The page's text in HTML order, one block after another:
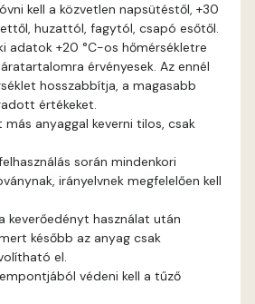
Gecco-green D
Gold-yellow B
Gold-yellow C
Graphit B
Grass-green C
kell a közvetlen napsütéstől, +30
huzattól, fagytól, csapó esőtől.
adatok +20 °C-os hőmérsékletre
érvényesek. Az ennél
hosszabbítja, a magasabb
értékeket.
anyaggal keverni tilos, csak
során mindenkori
irányelvnek megfelelően kell
keverőedényt használat után
később az anyag csak
el.
védeni kell a tűző